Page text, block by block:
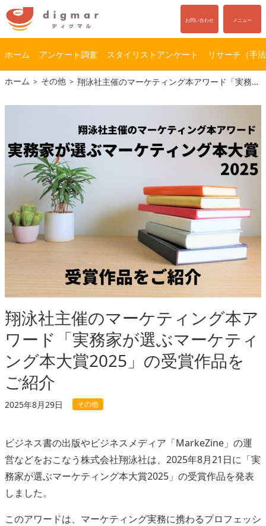
コ
ン
ナ
ビ
お問い合わせ メニュー
ホーム アンケート調査 スタイリストアンケート リサーチ（手
ホーム その他 翔泳社主催のマーケティング本アワード「実務家が選ぶマーケティング本大賞2025」の受賞作品をご紹介
翔泳社主催のマーケティング本ア
ワード「実務家が選ぶマーケティ
ング本大賞2025」の受賞作品を
ご紹介
2025年8月29日 その他
ビジネス書の出版やビジネスメディア「MarkeZine」の運
営などをおこなう株式会社翔泳社は、2025年8月21日に「実
務家が選ぶマーケティング本大賞2025」の受賞作品を発表
しました。
このアワードは、マーケティング実務に携わるプロフェッシ